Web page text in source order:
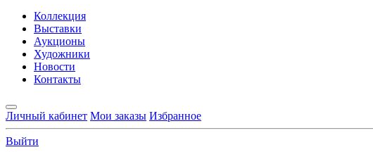
Коллекция
Выставки
Аукционы
Художники
Новости
Контакты
Личный кабинет Мои заказы Избранное
Выйти